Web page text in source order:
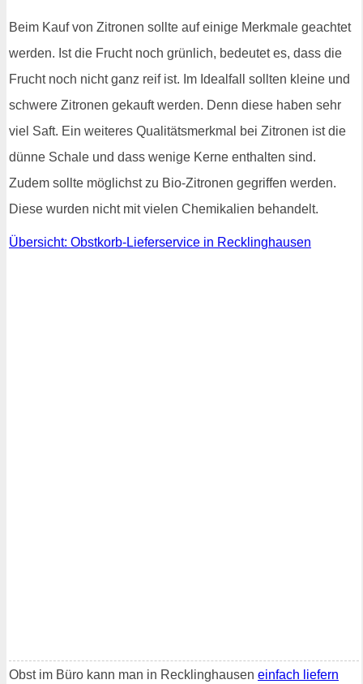
Beim Kauf von Zitronen sollte auf einige Merkmale geachtet
werden. Ist die Frucht noch grünlich, bedeutet es, dass die
Frucht noch nicht ganz reif ist. Im Idealfall sollten kleine und
schwere Zitronen gekauft werden. Denn diese haben sehr
viel Saft. Ein weiteres Qualitätsmerkmal bei Zitronen ist die
dünne Schale und dass wenige Kerne enthalten sind.
Zudem sollte möglichst zu Bio-Zitronen gegriffen werden.
Diese wurden nicht mit vielen Chemikalien behandelt.
Übersicht: Obstkorb-Lieferservice in Recklinghausen
Obst im Büro kann man in Recklinghausen einfach liefern